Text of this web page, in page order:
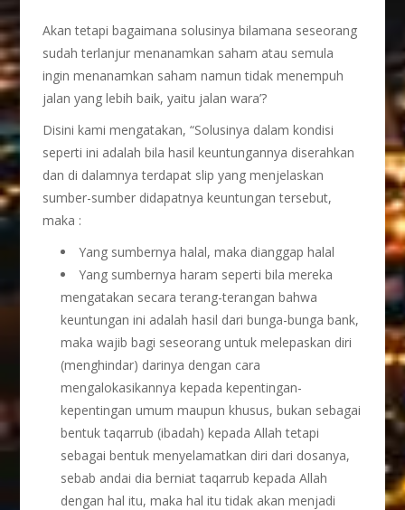
Akan tetapi bagaimana solusinya bilamana seseorang
sudah terlanjur menanamkan saham atau semula
ingin menanamkan saham namun tidak menempuh
jalan yang lebih baik, yaitu jalan wara’?
Disini kami mengatakan, “Solusinya dalam kondisi
seperti ini adalah bila hasil keuntungannya diserahkan
dan di dalamnya terdapat slip yang menjelaskan
sumber-sumber didapatnya keuntungan tersebut,
maka :
Yang sumbernya halal, maka dianggap halal
Yang sumbernya haram seperti bila mereka
mengatakan secara terang-terangan bahwa
keuntungan ini adalah hasil dari bunga-bunga bank,
maka wajib bagi seseorang untuk melepaskan diri
(menghindar) darinya dengan cara
mengalokasikannya kepada kepentingan-
kepentingan umum maupun khusus, bukan sebagai
bentuk taqarrub (ibadah) kepada Allah tetapi
sebagai bentuk menyelamatkan diri dari dosanya,
sebab andai dia berniat taqarrub kepada Allah
dengan hal itu, maka hal itu tidak akan menjadi